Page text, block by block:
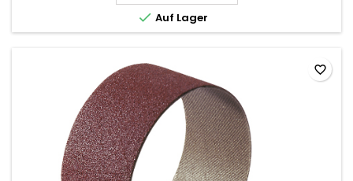
 Auf Lager
favorite_border